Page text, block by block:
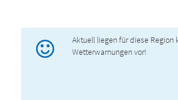
Aktuell liegen für diese Region
Wetterwarnungen vor!